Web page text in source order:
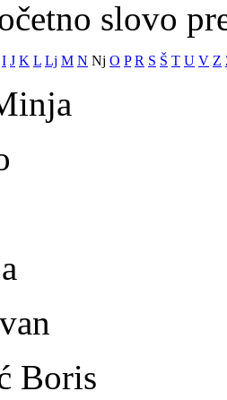
slovo
I J K L Lj M N Nj O P R S Š T U V Z
Boris